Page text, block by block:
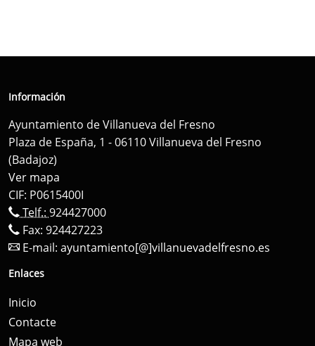
Información
Ayuntamiento de Villanueva del Fresno
Plaza de España, 1 - 06110 Villanueva del Fresno
(Badajoz)
Ver mapa
CIF: P0615400I
Telf.: 924427000
Fax: 924427223
E-mail: ayuntamiento[@]villanuevadelfresno.es
Enlaces
Inicio
Contacte
Mapa web